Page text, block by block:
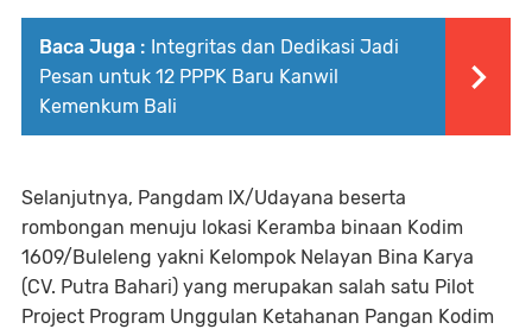
Baca Juga : Integritas dan Dedikasi Jadi
Pesan untuk 12 PPPK Baru Kanwil
Kemenkum Bali
Selanjutnya, Pangdam IX/Udayana beserta
rombongan menuju lokasi Keramba binaan Kodim
1609/Buleleng yakni Kelompok Nelayan Bina Karya
(CV. Putra Bahari) yang merupakan salah satu Pilot
Project Program Unggulan Ketahanan Pangan Kodim